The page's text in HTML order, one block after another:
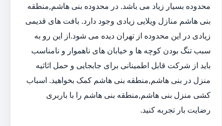
محدوده بسیار زیاد می باشد. در محدوده بنی هاشم,منطقه
بنی هاشم منازل ویلایی زیادی وجود دارد. بافت های قدیمی
زیادی در این محدوده از تهران دیده می شود.از این رو به
سبب تنگ بودن کوچه ها و خیابان های ناهموار و نامناسب
باید از شرکت قابل اطمینانی برای جابجایی و حمل اثاثیه
منزل در بنی هاشم,منطقه بنی هاشم کمک بخواهید. اسباب
کشی منزل بنی هاشم,منطقه بنی هاشم را با باربری
رضایت بار تجربه کنید.